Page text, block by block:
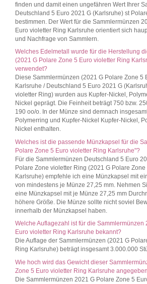
finden und damit einen ungefähren Wert Ihrer
Deutschland 5 Euro 2021 G (Karlsruhe) st
bestimmen. Der Wert für die Sammlermünzen
Euro violetter Ring Karlsruhe orientiert sich
und Nachfrage von Sammlern.
Welches Edelmetall wurde für die Herstellung
(2021 G Polare Zone 5 Euro violetter Ring
verwendet?
Diese Sammlermünzen (2021 G Polare Zone 5
Karlsruhe / Deutschland 5 Euro 2021 G
violetter Ring) wurden aus Kupfer-Nickel,
Nickel geprägt. Die Feinheit beträgt 750 bzw.
190 oo/o. In der Münze sind demnach
Polymerring und Kupfer-Nickel Kupfer-Nickel,
Nickel enthalten.
Welches ist die passende Münzkapsel für die
Polare Zone 5 Euro violetter Ring Karlsruhe"?
Für die Sammlermünzen Deutschland 5 Euro
Polare Zone violetter Ring (2021 G Polare
Karlsruhe) empfehle ich eine Münzkapsel mit
von mindestens je Münze 27,25 mm. Nehmen
eine Münzkapsel mit je Münze 27,25 mm
höhere Größe. Die Münze sollte nicht soviel
innerhalb der Münzkapsel haben.
Welche Auflagezahl ist für die Sammlermünzen
Euro violetter Ring Karlsruhe bekannt?
Die Auflage der Sammlermünzen (2021 G
Ring Karlsruhe) beträgt insgesamt 3.000.000
Wie hoch wird das Gewicht dieser
Zone 5 Euro violetter Ring Karlsruhe
Die Sammlermünzen 2021 G Polare Zone 5